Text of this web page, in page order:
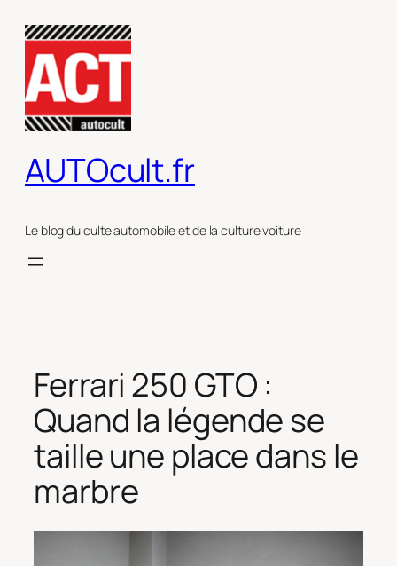
contenu
AUTOcult.fr
Le blog du culte automobile et de la culture voiture
Ferrari 250 GTO :
Quand la légende se
taille une place dans le
marbre